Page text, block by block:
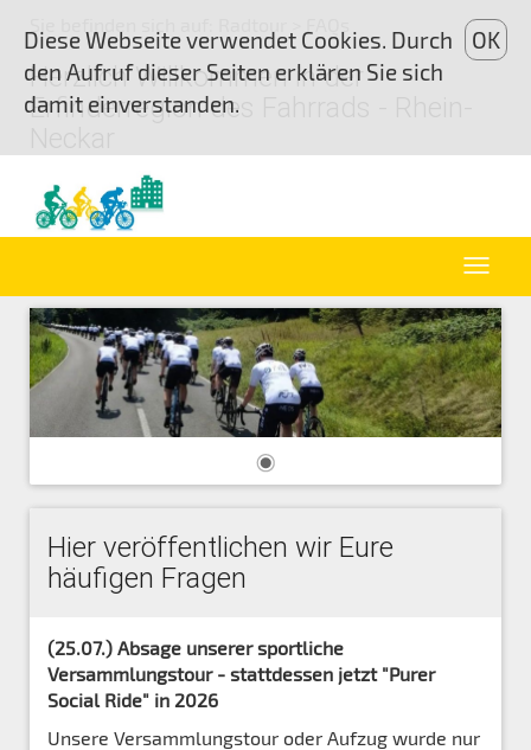
Herzlich Willkommen in der
Erfinderregion des Fahrrads - Rhein-
Hier veröffentlichen wir Eure
häufigen Fragen
(25.07.) Absage unserer sportliche
Versammlungstour - stattdessen jetzt "Purer
Social Ride" in 2026
Unsere Versammlungstour oder Aufzug wurde nur
Diese Webseite verwendet Cookies. Durch
den Aufruf dieser Seiten erklären Sie sich
damit einverstanden.
OK